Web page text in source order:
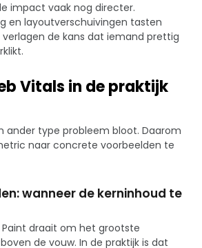
impact vaak nog directer.
en layoutverschuivingen tasten
de kans dat iemand prettig
Vitals in de praktijk
ander type probleem bloot. Daarom
naar concrete voorbeelden te
wanneer de kerninhoud te
draait om het grootste
de vouw. In de praktijk is dat